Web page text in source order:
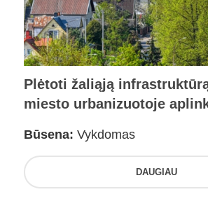
Plėtoti žaliąją
miesto urbanizuotoje
Būsena: Vykdomas
DAUGIAU